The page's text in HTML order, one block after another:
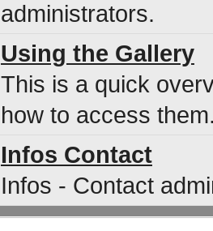
administrators.
Using the Gallery
This is a quick
how to access
Infos Contact
Infos - Contact